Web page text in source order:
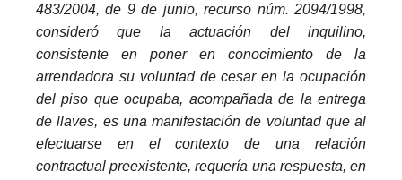
483/2004, de 9 de junio, recurso núm. 2094/1998,
consideró que la actuación del inquilino,
consistente en poner en conocimiento de la
arrendadora su voluntad de cesar en la ocupación
del piso que ocupaba, acompañada de la entrega
de llaves, es una manifestación de voluntad que al
efectuarse en el contexto de una relación
contractual preexistente, requería una respuesta, en